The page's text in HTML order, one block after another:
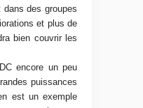
des groupes
et plus de
bien couvrir les
encore un peu
puissances
est un exemple